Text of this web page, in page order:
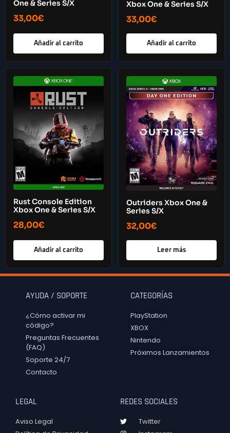
One & Series S/X
33,00€
Añadir al carrito
Xbox One & Series S/X
33,00€
Añadir al carrito
Rust Console Edition
Xbox One & Series S/X
28,00€
Añadir al carrito
Outriders Xbox One &
Series S/X
32,00€
Leer más
AYUDA / SOPORTE
¿Cómo activar mi
código?
Preguntas Frecuentes
(FAQ)
Soporte 24/7
Contacto
CATEGORÍAS
PlayStation
XBOX
Nintendo
Próximos Lanzamientos
LEGAL
Aviso Legal
REDES SOCIALES
Twitter